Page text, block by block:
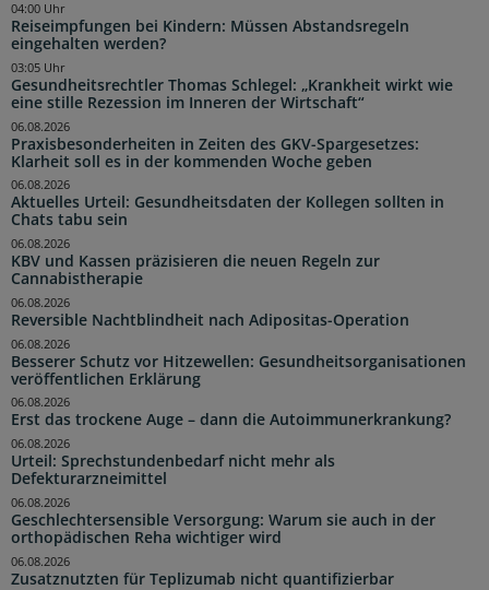
Reiseimpfungen bei Kindern: Müssen Abstandsregeln
eingehalten werden?
04:00 Uhr
Gesundheitsrechtler Thomas Schlegel: „Krankheit wirkt wie
eine stille Rezession im Inneren der Wirtschaft“
03:05 Uhr
Praxisbesonderheiten in Zeiten des GKV-Spargesetzes:
Klarheit soll es in der kommenden Woche geben
06.08.2026
Aktuelles Urteil: Gesundheitsdaten der Kollegen sollten in
Chats tabu sein
06.08.2026
KBV und Kassen präzisieren die neuen Regeln zur
Cannabistherapie
06.08.2026
Reversible Nachtblindheit nach Adipositas-Operation
06.08.2026
Besserer Schutz vor Hitzewellen: Gesundheitsorganisationen
veröffentlichen Erklärung
06.08.2026
Erst das trockene Auge – dann die Autoimmunerkrankung?
06.08.2026
Urteil: Sprechstundenbedarf nicht mehr als
Defekturarzneimittel
06.08.2026
Geschlechtersensible Versorgung: Warum sie auch in der
orthopädischen Reha wichtiger wird
06.08.2026
Zusatznutzten für Teplizumab nicht quantifizierbar
06.08.2026